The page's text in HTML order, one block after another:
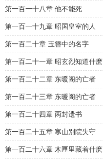
第一百一十八章 他不能死
第一百一十九章 昭国皇室的人
第一百二十章 玉簪中的名字
第一百二十一章 昭玄烈知道什麽
第一百二十二章 东暖阁的亡者
第一百二十三章 东暖阁的亡者
第一百二十四章 两封遗书
第一百二十五章 寒山别院失守
第一百二十六章 木匣里藏着什麽